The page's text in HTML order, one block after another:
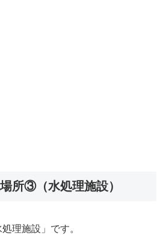
所③（水処理施設）
理施設」です。